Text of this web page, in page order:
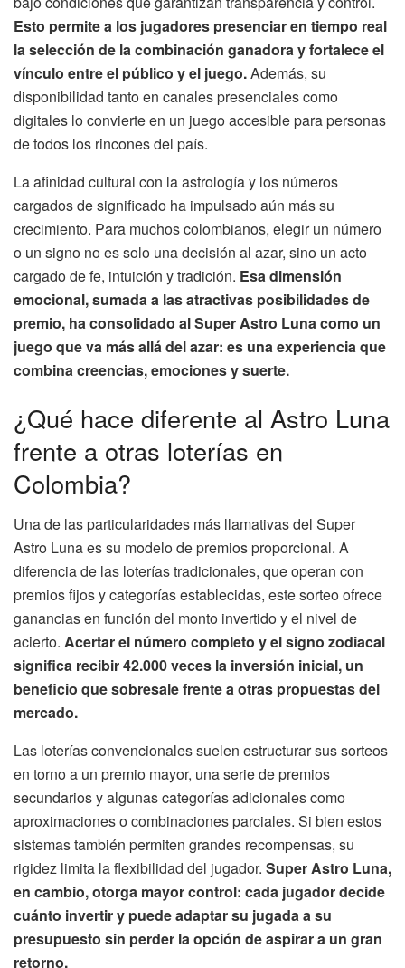
Esto permite a los jugadores presenciar en tiempo real
la selección de la combinación ganadora y fortalece el
vínculo entre el público y el juego.Además, su
disponibilidad tanto en canales presenciales como
digitales lo convierte en un juego accesible para personas
de todos los rincones del país.
La afinidad cultural con la astrología y los números
cargados de significado ha impulsado aún más su
crecimiento. Para muchos colombianos, elegir un número
o un signo no es solo una decisión al azar, sino un acto
cargado de fe, intuición y tradición. Esa dimensión
emocional, sumada a las atractivas posibilidades de
premio, ha consolidado al Super Astro Luna como un
juego que va más allá del azar: es una experiencia que
combina creencias, emociones y suerte.
¿Qué hace diferente al Astro Luna
frente a otras loterías en
Colombia?
Una de las particularidades más llamativas del Super
Astro Luna es su modelo de premios proporcional. A
diferencia de las loterías tradicionales, que operan con
premios fijos y categorías establecidas, este sorteo ofrece
ganancias en función del monto invertido y el nivel de
acierto. Acertar el número completo y el signo zodiacal
significa recibir 42.000 veces la inversión inicial, un
beneficio que sobresale frente a otras propuestas del
mercado.
Las loterías convencionales suelen estructurar sus sorteos
en torno a un premio mayor, una serie de premios
secundarios y algunas categorías adicionales como
aproximaciones o combinaciones parciales. Si bien estos
sistemas también permiten grandes recompensas, su
rigidez limita la flexibilidad del jugador. Super Astro Luna,
en cambio, otorga mayor control: cada jugador decide
cuánto invertir y puede adaptar su jugada a su
presupuesto sin perder la opción de aspirar a un gran
retorno.